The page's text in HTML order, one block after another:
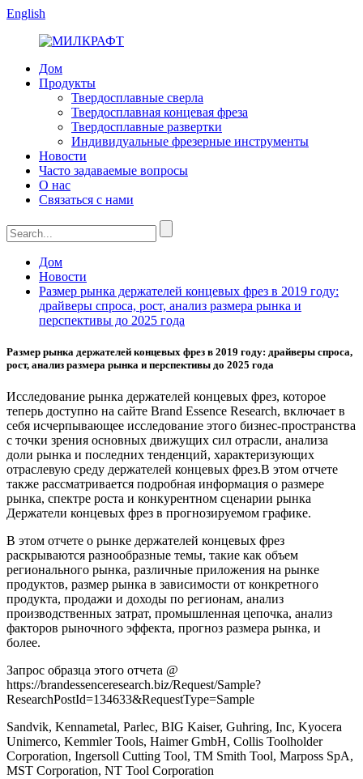
English
Дом
Продукты
Твердосплавные сверла
Твердосплавная концевая фреза
Твердосплавные развертки
Индивидуальные фрезерные инструменты
Новости
Часто задаваемые вопросы
О нас
Связаться с нами
Дом
Новости
Размер рынка держателей концевых фрез в 2019 году:
драйверы спроса, рост, анализ размера рынка и
перспективы до 2025 года
Размер рынка держателей концевых фрез в 2019 году: драйверы спроса,
рост, анализ размера рынка и перспективы до 2025 года
Исследование рынка держателей концевых фрез, которое
теперь доступно на сайте Brand Essence Research, включает в
себя исчерпывающее исследование этого бизнес-пространства
с точки зрения основных движущих сил отрасли, анализа
доли рынка и последних тенденций, характеризующих
отраслевую среду держателей концевых фрез.В этом отчете
также рассматривается подробная информация о размере
рынка, спектре роста и конкурентном сценарии рынка
Держатели концевых фрез в прогнозируемом графике.
В этом отчете о рынке держателей концевых фрез
раскрываются разнообразные темы, такие как объем
регионального рынка, различные приложения на рынке
продуктов, размер рынка в зависимости от конкретного
продукта, продажи и доходы по регионам, анализ
производственных затрат, промышленная цепочка, анализ
факторов рыночного эффекта, прогноз размера рынка, и
более.
Запрос образца этого отчета @
https://brandessenceresearch.biz/Request/Sample?
ResearchPostId=134633&RequestType=Sample
Sandvik, Kennametal, Parlec, BIG Kaiser, Guhring, Inc, Kyocera
Unimerco, Kemmler Tools, Haimer GmbH, Collis Toolholder
Corporation, Ingersoll Cutting Tool, TM Smith Tool, Marposs SpA,
MST Corporation, NT Tool Corporation